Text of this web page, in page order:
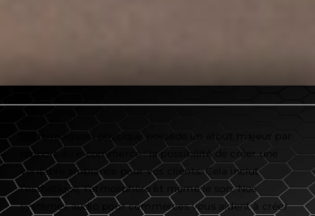
Votre magasin physique possède un atout majeur par
rapport au e-commerce : la possibilité de créer une
véritable ambiance pour vos clients. Cela inclut
l’esthétique, l’atmosphère et même le son. Nos
systèmes audio pour commerces vous aident à créer